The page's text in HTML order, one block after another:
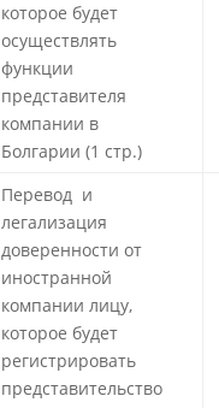
которое будет
осуществлять
функции
представителя
компании в
Болгарии (1 стр.)
Перевод и
легализация
доверенности от
иностранной
компании лицу,
которое будет
регистрировать
представительство